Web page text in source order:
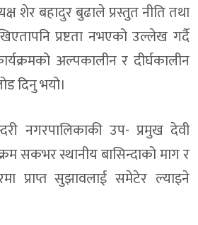
गम्भीर घाइते रेउली विकलाई सेनाको हेलिकप्टरबाट सुर्खेत
सुरक्षित आप्रवासन कार्यक्रमको कार्यान्वयन
आएको बाढीमा परी डोल्पामा एक महिलाको मृत्यु, ६ जना
नीति–२०८३ लागू, स्थानीय सञ्चारमाध्यमलाई
श्रेष्ठद्वारा १०६ मेगावाट जगदुल्ला जलविद्युत
शेर बहादुर बुढाले प्रस्तुत नीति तथा
प्रष्टता नभएको उल्लेख गर्दै
अल्पकालीन र दीर्घकालीन
दिनु भयो।
नगरपालिकाकी उप- प्रमुख देवी
सकभर स्थानीय बासिन्दाको माग र
प्राप्त सुझावलाई समेटेर ल्याइने